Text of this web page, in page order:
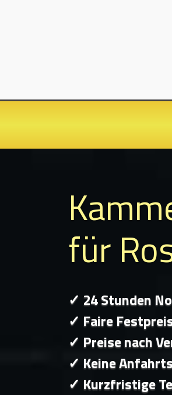
für
✓ 24 Stunden
✓ Faire
✓ Preise nach
✓ Keine
✓ Kurzfristige